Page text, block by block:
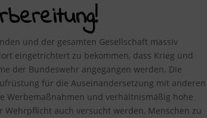
und der gesamten Gesellschaft massiv
eingetrichtert zu bekommen, dass Krieg und
der Bundeswehr angegangen werden. Die
für die Auseinandersetzung mit anderen
Werbemaßnahmen und verhältnismäßig hohe
auch versucht werden, Menschen zu